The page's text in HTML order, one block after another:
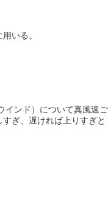
いる。
インド）について真風速ご
ぎ、遅ければ上りすぎと